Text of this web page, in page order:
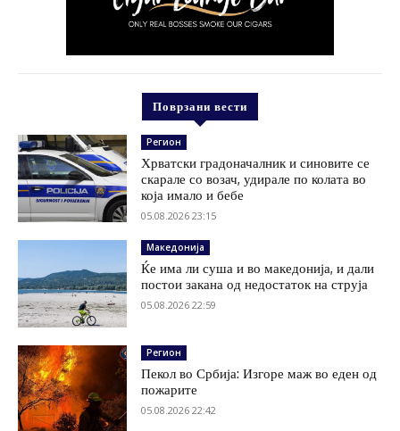
Поврзани вести
Регион
Хрватски градоначалник и синовите се
скарале со возач, удирале по колата во
која имало и бебе
05.08.2026 23:15
Македонија
Ќе има ли суша и во македонија, и дали
постои закана од недостаток на струја
05.08.2026 22:59
Регион
Пекол во Србија: Изгоре маж во еден од
пожарите
05.08.2026 22:42